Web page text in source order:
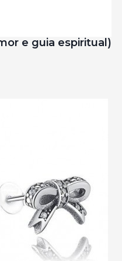
e guia espiritual)